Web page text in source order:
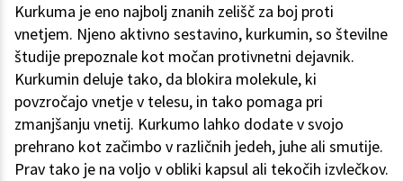
Kurkuma je eno najbolj znanih zelišč za boj proti
vnetjem. Njeno aktivno sestavino, kurkumin, so številne
študije prepoznale kot močan protivnetni dejavnik.
Kurkumin deluje tako, da blokira molekule, ki
povzročajo vnetje v telesu, in tako pomaga pri
zmanjšanju vnetij. Kurkumo lahko dodate v svojo
prehrano kot začimbo v različnih jedeh, juhe ali smutije.
Prav tako je na voljo v obliki kapsul ali tekočih izvlečkov.